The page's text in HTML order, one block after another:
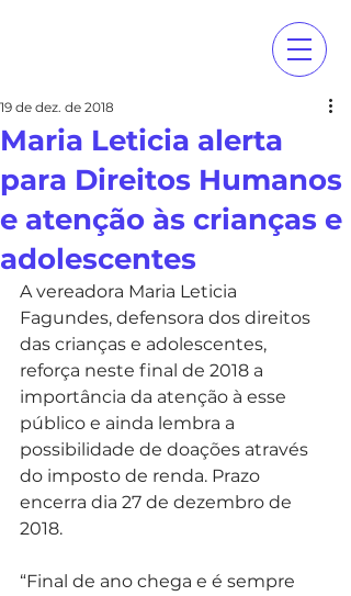
Maria Leticia alerta
para Direitos Humanos
e atenção às crianças e
adolescentes
19 de dez. de 2018
A vereadora Maria Leticia
Fagundes, defensora dos direitos
das crianças e adolescentes,
reforça neste final de 2018 a
importância da atenção à esse
público e ainda lembra a
possibilidade de doações através
do imposto de renda. Prazo
encerra dia 27 de dezembro de
2018.
“Final de ano chega e é sempre